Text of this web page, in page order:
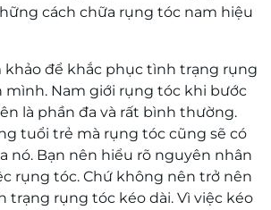
cách chữa rụng tóc nam hiệu
khảo để khắc phục tình trạng rụng
mình. Nam giới rụng tóc khi bước
là phần đa và rất bình thường.
tuổi trẻ mà rụng tóc cũng sẽ có
nó. Bạn nên hiểu rõ nguyên nhân
rụng tóc. Chứ không nên trở nên
trạng rụng tóc kéo dài. Vì việc kéo